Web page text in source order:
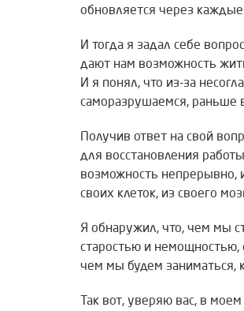
обновляется через
И тогда я задал себе
дают нам возможность
И я понял, что из-за
саморазрушаемся, раньше
Получив ответ на свой
для восстановления
возможность непрерывно,
своих клеток, из своего
Я обнаружил, что, чем мы
старостью и немощностью,
чем мы будем заниматься,
Так вот, уверяю вас, в